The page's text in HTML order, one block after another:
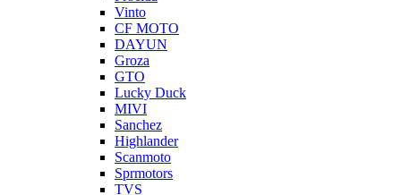
Vinto
CF MOTO
DAYUN
Groza
GTO
Lucky Duck
MIVI
Sanchez
Highlander
Scanmoto
Sprmotors
TVS